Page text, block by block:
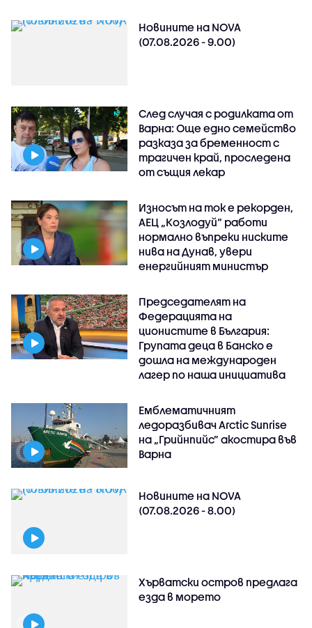
Новините на NOVA
(07.08.2026 - 9.00)
След случая с родилката от
Варна: Още едно семейство
разказа за бременност с
трагичен край, проследена
от същия лекар
Износът на ток е рекорден,
АЕЦ „Козлодуй“ работи
нормално въпреки ниските
нива на Дунав, увери
енергийният министър
Председателят на
Федерацията на
ционистите в България:
Групата деца в Банско е
дошла на международен
лагер по наша инициатива
Емблематичният
ледоразбивач Arctic Sunrise
на „Грийнпийс” акостира във
Варна
Новините на NOVA
(07.08.2026 - 8.00)
Хърватски остров предлага
езда в морето